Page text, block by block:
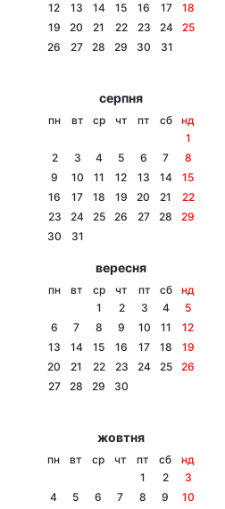
Архів
Тема оформлення
12
13 14 15 16 17
18
19
20 21 22 23 24
25
26
27 28 29 30 31
серпня
пн вт ср чт пт сб
нд
1
2
3 4 5 6 7
8
9
10 11 12 13 14
15
16
17 18 19 20 21
22
23
24 25 26 27 28
29
30
31
вересня
пн вт ср чт пт сб
нд
1
2 3 4
5
6
7 8 9 10 11
12
13
14 15 16 17 18
19
20
21 22 23 24 25
26
27
28 29 30
жовтня
пн вт ср чт пт сб
нд
1
2
3
4
5 6 7 8 9
10